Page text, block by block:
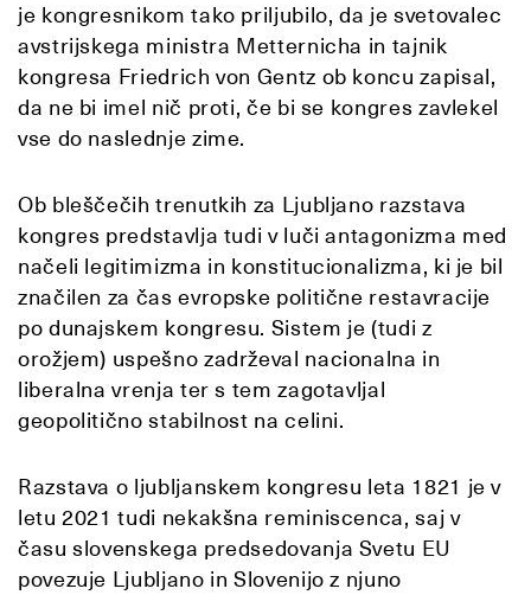
je kongresnikom tako priljubilo, da je svetovalec
avstrijskega ministra Metternicha in tajnik
kongresa Friedrich von Gentz ob koncu zapisal,
da ne bi imel nič proti, če bi se kongres zavlekel
vse do naslednje zime.
Ob bleščečih trenutkih za Ljubljano razstava
kongres predstavlja tudi v luči antagonizma med
načeli legitimizma in konstitucionalizma, ki je bil
značilen za čas evropske politične restavracije
po dunajskem kongresu. Sistem je (tudi z
orožjem) uspešno zadrževal nacionalna in
liberalna vrenja ter s tem zagotavljal
geopolitično stabilnost na celini.
Razstava o ljubljanskem kongresu leta 1821 je v
letu 2021 tudi nekakšna reminiscenca, saj v
času slovenskega predsedovanja Svetu EU
povezuje Ljubljano in Slovenijo z njuno